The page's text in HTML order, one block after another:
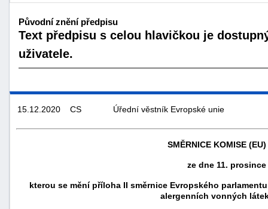
Původní znění předpisu
Text předpisu s celou hlavičkou je
uživatele.
15.12.2020 CS Úřední věstník Evropské unie
SMĚRNICE KOMISE
ze dne 11. prosince
kterou se mění příloha II směrnice Evropského
alergenních vonných